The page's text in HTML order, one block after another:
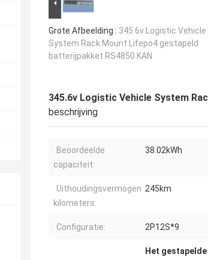
Grote Afbeelding : 345.6v Logistic Vehicle
System Rack Mount Lifepo4 gestapeld
batterijpakket RS4850 KAN
345.6v Logistic Vehicle System
beschrijving
Beoordeelde
capaciteit:
38.02kWh
Uithoudingsvermogen
kilometers:
245km
Configuratie: 2P12S*9
Het gestapelde